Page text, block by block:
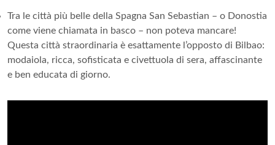
Tra le città più belle della Spagna San Sebastian – o Donostia
come viene chiamata in basco – non poteva mancare!
Questa città straordinaria è esattamente l’opposto di Bilbao:
modaiola, ricca, sofisticata e civettuola di sera, affascinante
e ben educata di giorno.